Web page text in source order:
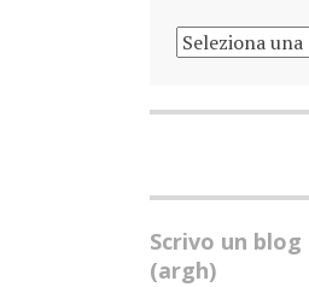
PARLO
DI…
Scrivo un
(argh)